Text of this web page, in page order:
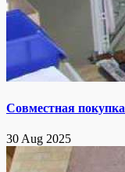
Совместная
30 Aug 2025